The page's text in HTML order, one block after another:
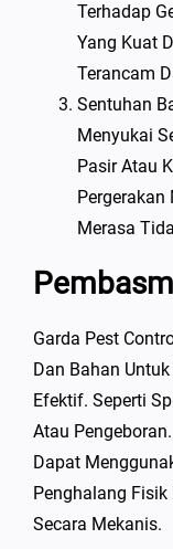
Terhadap
Yang Kuat
Terancam
Sentuhan
Menyukai
Pasir Atau
Pergerakan
Merasa
Garda Pest
Dan Bahan
Efektif. Seperti
Atau
Dapat
Penghalang
Secara Mekanis.